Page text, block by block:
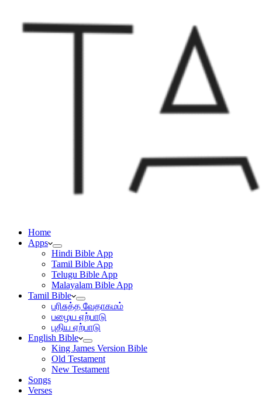
Home
Apps
Hindi Bible App
Tamil Bible App
Telugu Bible App
Malayalam Bible App
Tamil Bible
பரிசுத்த வேதாகமம்
பழைய ஏற்பாடு
புதிய ஏற்பாடு
English Bible
King James Version Bible
Old Testament
New Testament
Songs
Verses